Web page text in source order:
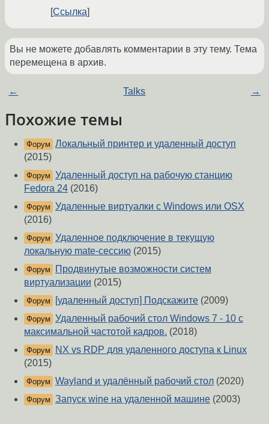
Ссылка
Вы не можете добавлять комментарии в эту тему. Тема
перемещена в архив.
← Talks →
Похожие темы
Форум Локальный принтер и удаленный доступ
(2015)
Форум Удаленный доступ на рабочую станцию
Fedora 24 (2016)
Форум Удаленные виртуалки с Windows или OSX
(2016)
Форум Удаленное подключение в текущую
локальную mate-сессию (2015)
Форум
Продвинутые возможности систем
виртуализации (2015)
Форум [удаленный доступ] Подскажите (2009)
Форум Удаленный рабочий стол Windows 7 - 10 с
максимальной частотой кадров. (2018)
Форум
NX vs RDP для удаленного доступа к Linux
(2015)
Форум Wayland и удалённый рабочий стол (2020)
Форум Запуск wine на удаленной машине (2003)